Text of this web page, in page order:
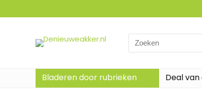
Search
for:
Bladeren door rubrieken Deal